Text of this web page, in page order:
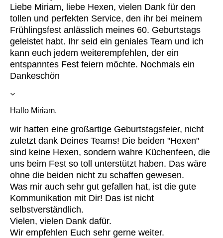
Liebe Miriam, liebe Hexen, vielen Dank für den
tollen und perfekten Service, den ihr bei meinem
Frühlingsfest anlässlich meines 60. Geburtstags
geleistet habt. Ihr seid ein geniales Team und ich
kann euch jedem weiterempfehlen, der ein
entspanntes Fest feiern möchte. Nochmals ein
Dankeschön
Hallo Miriam,
wir hatten eine großartige Geburtstagsfeier, nicht
zuletzt dank Deines Teams! Die beiden "Hexen"
sind keine Hexen, sondern wahre Küchenfeen, die
uns beim Fest so toll unterstützt haben. Das wäre
ohne die beiden nicht zu schaffen gewesen.
Was mir auch sehr gut gefallen hat, ist die gute
Kommunikation mit Dir! Das ist nicht
selbstverständlich.
Vielen, vielen Dank dafür.
Wir empfehlen Euch sehr gerne weiter.